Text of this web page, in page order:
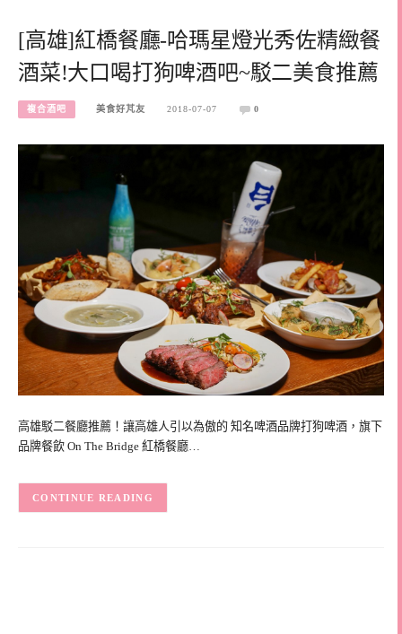
[高雄]紅橋餐廳-哈瑪星燈光秀佐精緻餐
酒菜!大口喝打狗啤酒吧~駁二美食推薦
複合酒吧 美食好芃友 2018-07-07 0
高雄駁二餐廳推薦！讓高雄人引以為傲的 知名啤酒品牌打狗啤酒，旗下
品牌餐飲 On The Bridge 紅橋餐廳…
CONTINUE READING